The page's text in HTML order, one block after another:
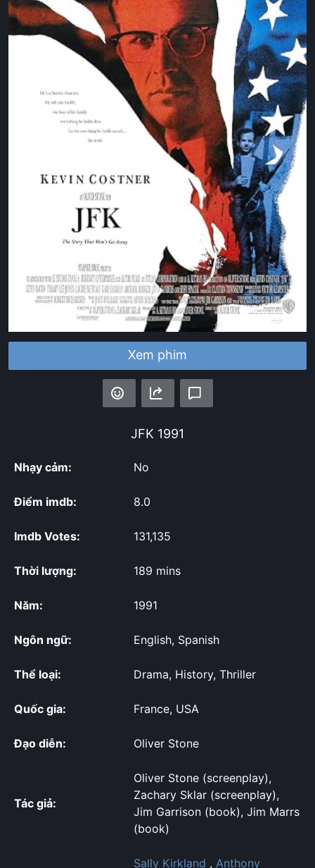
Xem phim
JFK 1991
Nhạy cảm: No
Điểm imdb: 8.0
Imdb Votes: 131,135
Thời lượng: 189 mins
Năm: 1991
Ngôn ngữ: English, Spanish
Thể loại: Drama, History, Thriller
Quốc gia: France, USA
Đạo diễn: Oliver Stone
Tác giả:
Oliver Stone (screenplay),
Zachary Sklar (screenplay),
Jim Garrison (book), Jim Marrs
(book)
Sally Kirkland , Anthony